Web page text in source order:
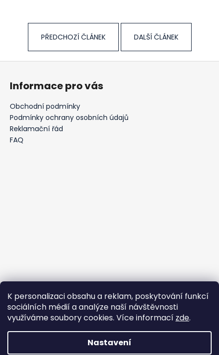
K personalizaci obsahu a reklam, poskytování funkcí
sociálních médií a analýze naší návštěvnosti
využíváme soubory cookies. Více informací zde.
Nastavení
PŘEDCHOZÍ ČLÁNEK DALŠÍ ČLÁNEK
Z
Informace pro vás
Obchodní podmínky
Podmínky ochrany osobních údajů
Reklamační řád
FAQ